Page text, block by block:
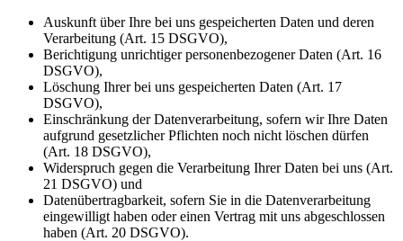
Auskunft über Ihre bei uns gespeicherten Daten und deren
Verarbeitung (Art. 15 DSGVO),
Berichtigung unrichtiger personenbezogener Daten (Art. 16
DSGVO),
Löschung Ihrer bei uns gespeicherten Daten (Art. 17
DSGVO),
Einschränkung der Datenverarbeitung, sofern wir Ihre Daten
aufgrund gesetzlicher Pflichten noch nicht löschen dürfen
(Art. 18 DSGVO),
Widerspruch gegen die Verarbeitung Ihrer Daten bei uns (Art.
21 DSGVO) und
Datenübertragbarkeit, sofern Sie in die Datenverarbeitung
eingewilligt haben oder einen Vertrag mit uns abgeschlossen
haben (Art. 20 DSGVO).